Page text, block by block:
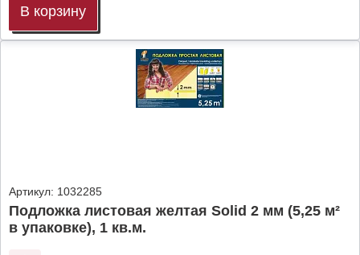
В корзину
Артикул: 1032285
Подложка листовая желтая Solid 2 мм (5,25 м²
в упаковке), 1 кв.м.